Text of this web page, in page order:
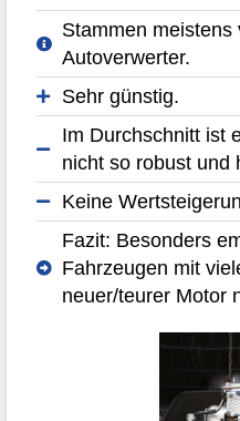
Stammen meistens
Autoverwerter.
Sehr günstig.
Im Durchschnitt ist
nicht so robust und
Keine
Fazit: Besonders
Fahrzeugen mit
neuer/teurer Motor